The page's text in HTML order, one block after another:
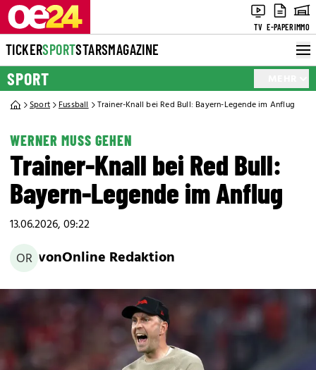
TV E-PAPERIMMO
TICKERSPORTSTARSMAGAZINE
SPORT
Sport Fussball Trainer-Knall bei Red Bull: Bayern-Legende im Anflug
WERNER MUSS GEHEN
Trainer-Knall bei Red Bull:
Bayern-Legende im Anflug
13.06.2026, 09:22
OR vonOnline Redaktion